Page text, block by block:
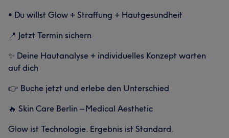
• Du willst Glow + Straffung + Hautgesundheit
📍 Jetzt Termin sichern
✨ Deine Hautanalyse + individuelles Konzept warten
auf dich
👉 Buche jetzt und erlebe den Unterschied
🔥 Skin Care Berlin – Medical Aesthetic
Glow ist Technologie. Ergebnis ist Standard.